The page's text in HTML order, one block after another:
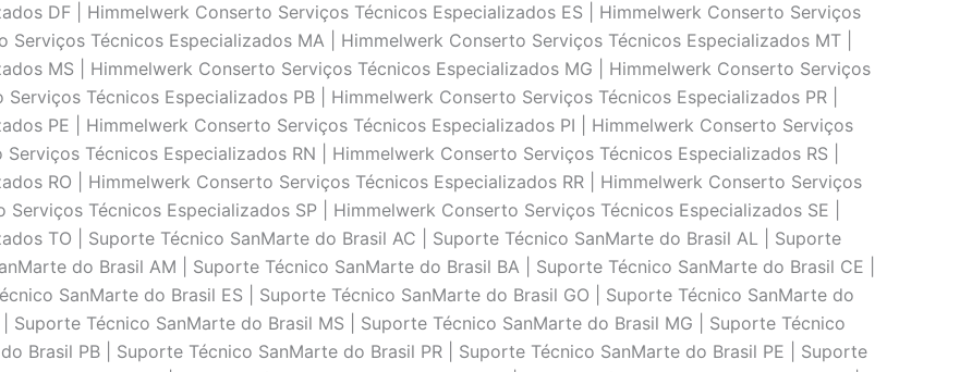
DF | Himmelwerk Conserto Serviços Técnicos Especializados ES | Himmelwerk Conserto Serviços
Técnicos Especializados MA | Himmelwerk Conserto Serviços Técnicos Especializados MT |
MS | Himmelwerk Conserto Serviços Técnicos Especializados MG | Himmelwerk Conserto Serviços
Técnicos Especializados PB | Himmelwerk Conserto Serviços Técnicos Especializados PR |
PE | Himmelwerk Conserto Serviços Técnicos Especializados PI | Himmelwerk Conserto Serviços
Técnicos Especializados RN | Himmelwerk Conserto Serviços Técnicos Especializados RS |
RO | Himmelwerk Conserto Serviços Técnicos Especializados RR | Himmelwerk Conserto Serviços
Técnicos Especializados SP | Himmelwerk Conserto Serviços Técnicos Especializados SE |
TO | Suporte Técnico SanMarte do Brasil AC | Suporte Técnico SanMarte do Brasil AL | Suporte
do Brasil AM | Suporte Técnico SanMarte do Brasil BA | Suporte Técnico SanMarte do Brasil CE |
SanMarte do Brasil ES | Suporte Técnico SanMarte do Brasil GO | Suporte Técnico SanMarte do
Suporte Técnico SanMarte do Brasil MS | Suporte Técnico SanMarte do Brasil MG | Suporte Técnico
Brasil PB | Suporte Técnico SanMarte do Brasil PR | Suporte Técnico SanMarte do Brasil PE | Suporte